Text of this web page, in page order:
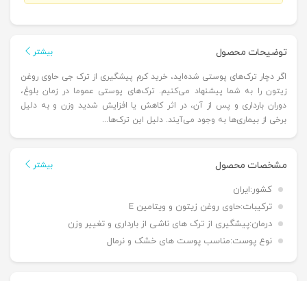
توضیحات محصول بیشتر
اگر دچار ترک‌های پوستی شده‌اید، خرید کرم پیشگیری از ترک جی حاوی روغن
زیتون را به شما پیشنهاد می‌کنیم. ترک‌های پوستی عموما در زمان بلوغ،
دوران بارداری و پس از آن، در اثر کاهش یا افزایش شدید وزن و به دلیل
برخی از بیماری‌‌ها به وجود می‌آیند. دلیل این ترک‌ها...
مشخصات محصول بیشتر
کشور:ایران
ترکیبات:حاوی روغن زیتون و ویتامین E
درمان:پیشگیری از ترک های ناشی از بارداری و تغییر وزن
نوع پوست:مناسب پوست های خشک و نرمال